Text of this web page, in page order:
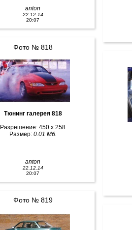
anton
22.12.14
20:07
Фото № 818
Тюнинг галерея 818
Разрешение: 450 x 258
Размер: 0.01 Мб.
anton
22.12.14
20:07
Фото № 819